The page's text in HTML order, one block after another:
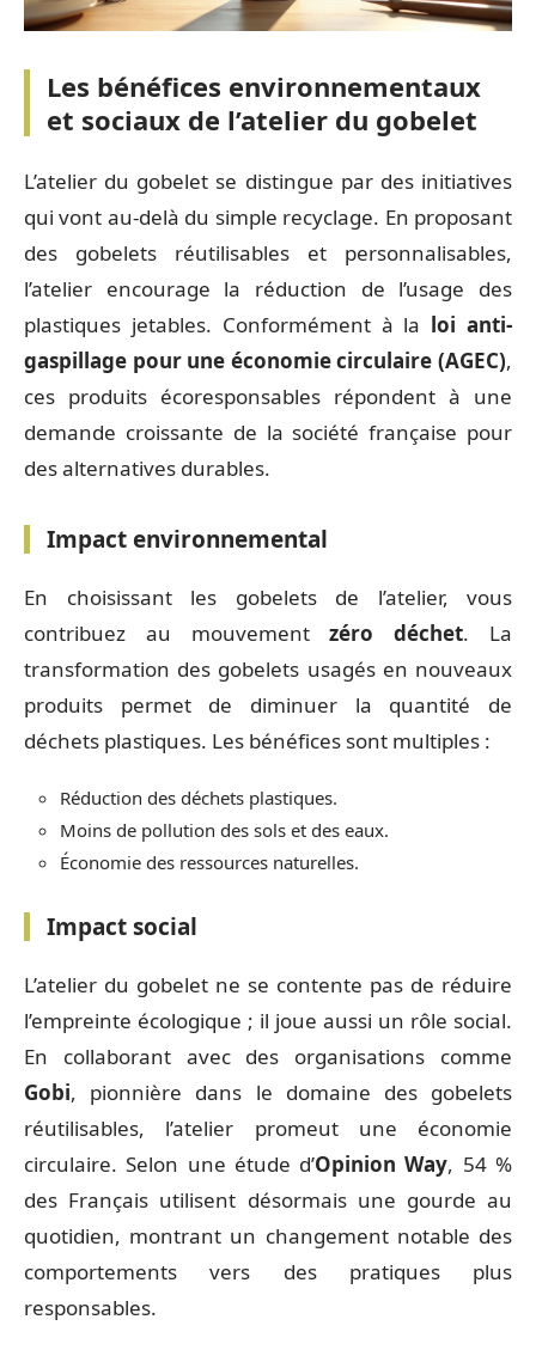
Les bénéfices environnementaux
et sociaux de l’atelier du gobelet
L’atelier du gobelet se distingue par des initiatives
qui vont au-delà du simple recyclage. En proposant
des gobelets réutilisables et personnalisables,
l’atelier encourage la réduction de l’usage des
plastiques jetables. Conformément à la loi anti-
gaspillage pour une économie circulaire (AGEC),
ces produits écoresponsables répondent à une
demande croissante de la société française pour
des alternatives durables.
Impact environnemental
En choisissant les gobelets de l’atelier, vous
contribuez au mouvementzéro déchet. La
transformation des gobelets usagés en nouveaux
produits permet de diminuer la quantité de
déchets plastiques. Les bénéfices sont multiples :
Réduction des déchets plastiques.
Moins de pollution des sols et des eaux.
Économie des ressources naturelles.
Impact social
L’atelier du gobelet ne se contente pas de réduire
l’empreinte écologique ; il joue aussi un rôle social.
En collaborant avec des organisations comme
Gobi, pionnière dans le domaine des gobelets
réutilisables, l’atelier promeut une économie
circulaire. Selon une étude d’Opinion Way, 54 %
des Français utilisent désormais une gourde au
quotidien, montrant un changement notable des
comportements vers des pratiques plus
responsables.